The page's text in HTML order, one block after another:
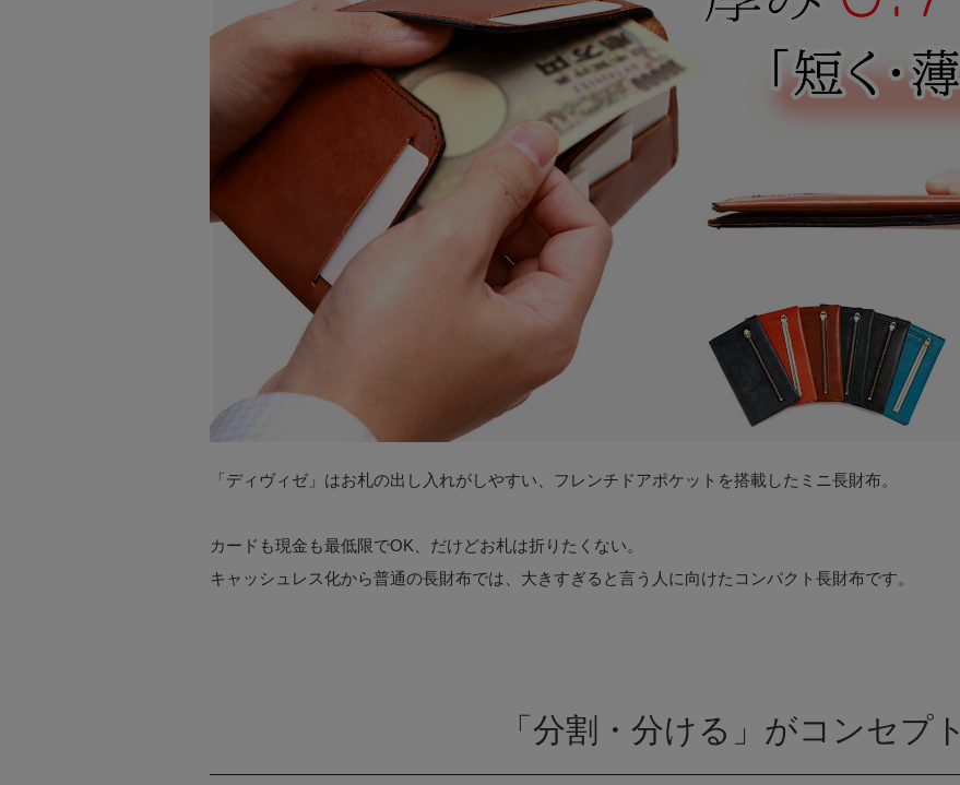
「ディヴィゼ」はお札の出し入れがしやすい、フレンチドアポケットを搭載したミニ長財布。
カードも現金も最低限でOK、だけどお札は折りたくない。
キャッシュレス化から普通の長財布では、大きすぎると言う人に向けたコンパクト長財布です。
「分割・分ける」がコンセプト